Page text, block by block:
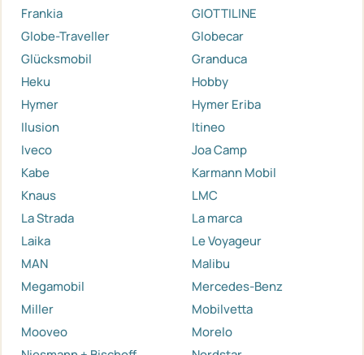
Frankia
GIOTTILINE
Globe-Traveller
Globecar
Glücksmobil
Granduca
Heku
Hobby
Hymer
Hymer Eriba
Ilusion
Itineo
Iveco
Joa Camp
Kabe
Karmann Mobil
Knaus
LMC
La Strada
La marca
Laika
Le Voyageur
MAN
Malibu
Megamobil
Mercedes-Benz
Miller
Mobilvetta
Mooveo
Morelo